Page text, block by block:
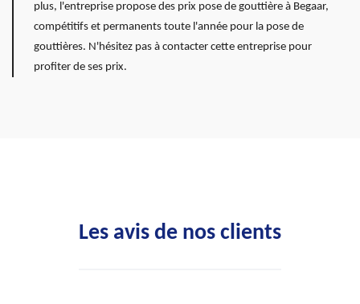
plus, l'entreprise propose des prix pose de gouttière à Begaar,
compétitifs et permanents toute l'année pour la pose de
gouttières. N'hésitez pas à contacter cette entreprise pour
profiter de ses prix.
Les avis de nos clients